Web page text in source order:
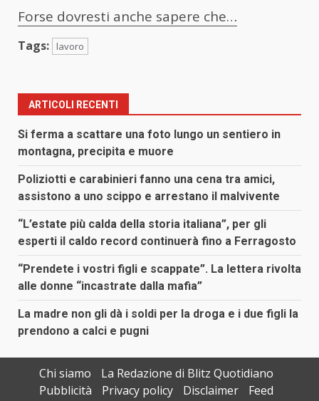
Forse dovresti anche sapere che…
Tags: lavoro
ARTICOLI RECENTI
Si ferma a scattare una foto lungo un sentiero in
montagna, precipita e muore
Poliziotti e carabinieri fanno una cena tra amici,
assistono a uno scippo e arrestano il malvivente
“L’estate più calda della storia italiana”, per gli
esperti il caldo record continuerà fino a Ferragosto
“Prendete i vostri figli e scappate”. La lettera rivolta
alle donne “incastrate dalla mafia”
La madre non gli dà i soldi per la droga e i due figli la
prendono a calci e pugni
Chi siamo
La Redazione di Blitz Quotidiano
Pubblicità
Privacy policy Disclaimer Feed